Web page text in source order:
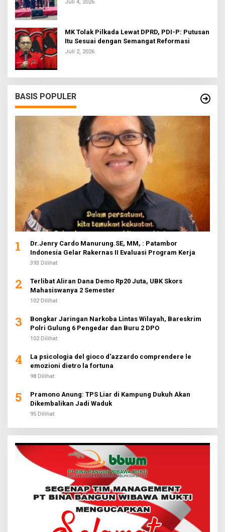
Juli 4, 2026
MK Tolak Pilkada Lewat DPRD, PDI-P: Putusan
Itu Sesuai dengan Semangat Reformasi
Juli 2, 2026
BASIS POPULER
1
Dr.Jenry Cardo Manurung.SE, MM, : Patambor
Indonesia Gelar Rakernas II Evaluasi Program Kerja
393 Dilihat
2
Terlibat Aliran Dana Demo Rp20 Juta, UBK Skors
Mahasiswanya 2 Semester
102 Dilihat
3
Bongkar Jaringan Narkoba Lintas Wilayah, Bareskrim
Polri Gulung 6 Pengedar dan Buru 2 DPO
102 Dilihat
4
La psicologia del gioco d'azzardo comprendere le
emozioni dietro la fortuna
98 Dilihat
5
Pramono Anung: TPS Liar di Kampung Dukuh Akan
Dikembalikan Jadi Waduk
95 Dilihat